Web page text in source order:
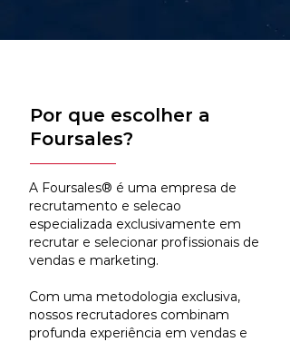
Por que escolher a
Foursales?
A Foursales® é uma empresa de
recrutamento e selecao
especializada exclusivamente em
recrutar e selecionar profissionais de
vendas e marketing.
Com uma metodologia exclusiva,
nossos recrutadores combinam
profunda experiência em vendas e